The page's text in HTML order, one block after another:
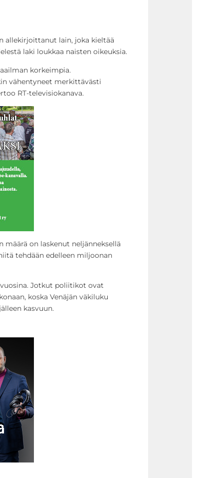
allekirjoittanut lain, joka kieltää
laki loukkaa naisten oikeuksia.
korkeimpia.
vähentyneet merkittävästi
RT-televisiokanava.
on laskenut neljänneksellä
tehdään edelleen miljoonan
Jotkut poliitikot ovat
koska Venäjän väkiluku
kasvuun.